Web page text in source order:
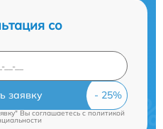
со
заявку
Вы соглашаетесь cполитикой